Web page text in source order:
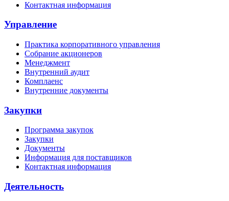
Контактная информация
Управление
Практика корпоративного управления
Собрание акционеров
Менеджмент
Внутренний аудит
Комплаенс
Внутренние документы
Закупки
Программа закупок
Закупки
Документы
Информация для поставщиков
Контактная информация
Деятельность